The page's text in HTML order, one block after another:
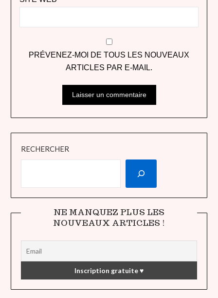
PRÉVENEZ-MOI DE TOUS LES NOUVEAUX
ARTICLES PAR E-MAIL.
RECHERCHER
NE MANQUEZ PLUS LES
NOUVEAUX ARTICLES !